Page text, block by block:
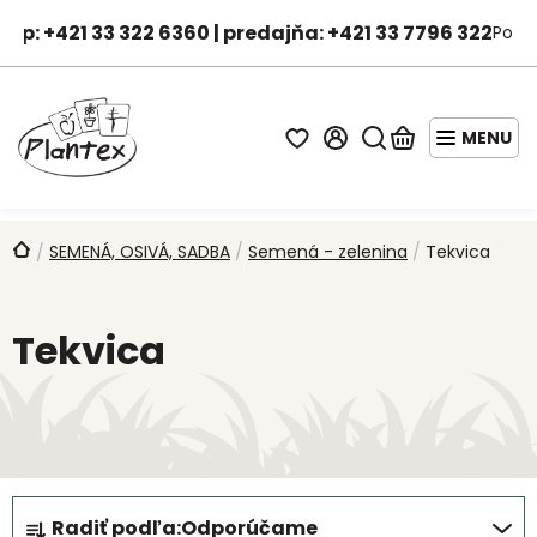
obsah
+421 33 322 6360 | predajňa: +421 33 7796 322Po-
Hľadať
Nákupný
košík
PACKY
ZĽAVY
OVOCIE
Domov
/ SEMENÁ, OSIVÁ, SADBA / Semená - zelenina / Tekvica
Tekvica
R Radiť podľa:Odporúčame